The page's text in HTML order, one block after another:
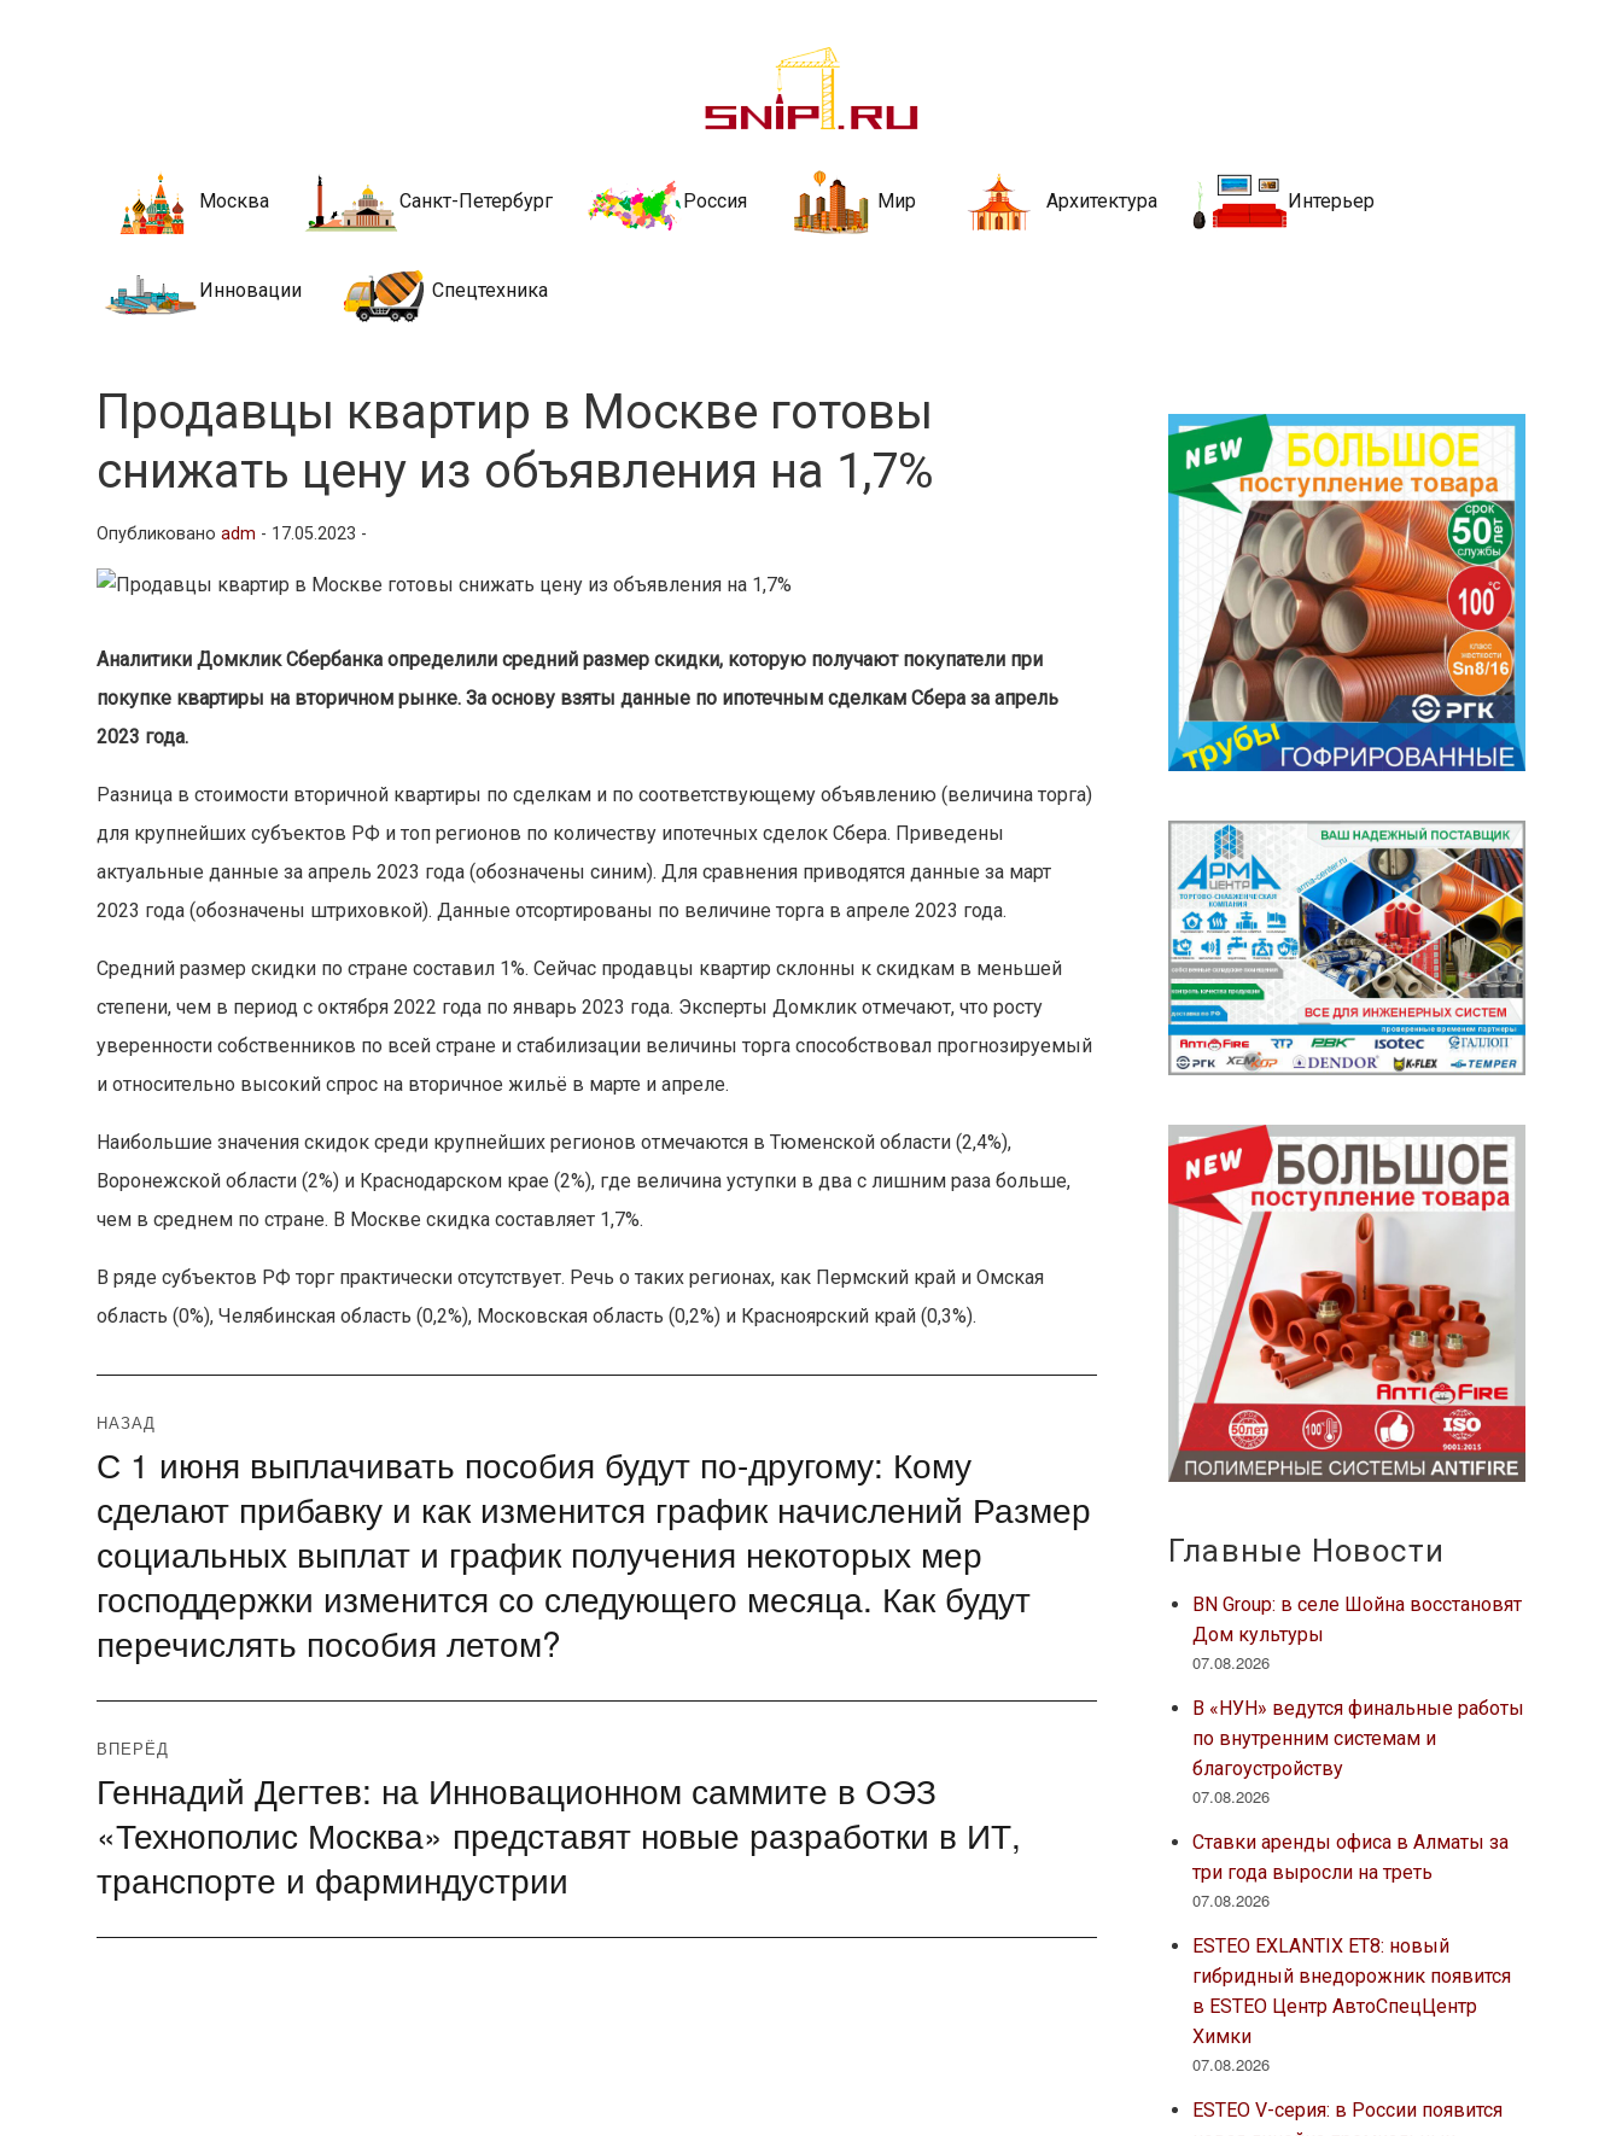
Новости строительства и недвижимости
стройкой рубрики
Москва Санкт-Петербург Россия Мир Архитектура Интерьер
Инновации Спецтехника
Продавцы квартир в Москве готовы
снижать цену из объявления на 1,7%
Опубликованоadm - 17.05.2023 -
Аналитики Домклик Сбербанка определили средний размер скидки, которую получают покупатели при
покупке квартиры на вторичном рынке. За основу взяты данные по ипотечным сделкам Сбера за апрель
2023 года.
Разница в стоимости вторичной квартиры по сделкам и по соответствующему объявлению (величина торга)
для крупнейших субъектов РФ и топ регионов по количеству ипотечных сделок Сбера. Приведены
актуальные данные за апрель 2023 года (обозначены синим). Для сравнения приводятся данные за март
2023 года (обозначены штриховкой). Данные отсортированы по величине торга в апреле 2023 года.
Средний размер скидки по стране составил 1%. Сейчас продавцы квартир склонны к скидкам в меньшей
степени, чем в период с октября 2022 года по январь 2023 года. Эксперты Домклик отмечают, что росту
уверенности собственников по всей стране и стабилизации величины торга способствовал прогнозируемый
и относительно высокий спрос на вторичное жильё в марте и апреле.
Наибольшие значения скидок среди крупнейших регионов отмечаются в Тюменской области (2,4%),
Воронежской области (2%) и Краснодарском крае (2%), где величина уступки в два с лишним раза больше,
чем в среднем по стране. В Москве скидка составляет 1,7%.
В ряде субъектов РФ торг практически отсутствует. Речь о таких регионах, как Пермский край и Омская
область (0%), Челябинская область (0,2%), Московская область (0,2%) и Красноярский край (0,3%).
Навигация
по
записям
НАЗАД
Предыдущая
С 1 июня выплачивать пособия будут по-другому: Кому
сделают прибавку и как изменится график начислений Размер
социальных выплат и график получения некоторых мер
господдержки изменится со следующего месяца. Как будут
перечислять пособия летом?
ВПЕРЁД
Следующая
Геннадий Дегтев: на Инновационном саммите в ОЭЗ
«Технополис Москва» представят новые разработки в ИТ,
транспорте и фарминдустрии
Главные Новости
BN Group: в селе Шойна восстановят
Дом культуры
07.08.2026
В «НУН» ведутся финальные работы
по внутренним системам и
благоустройству
07.08.2026
Ставки аренды офиса в Алматы за
три года выросли на треть
07.08.2026
ESTEO EXLANTIX ET8: новый
гибридный внедорожник появится
в ESTEO Центр АвтоСпецЦентр
Химки
07.08.2026
ESTEO V-серия: в России появится